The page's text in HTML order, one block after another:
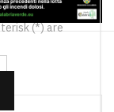
(*) are